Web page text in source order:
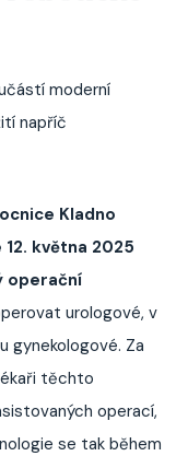
moderní
napříč
Kladno
12. května 2025
operační
urologové, v
gynekologové. Za
těchto
operací,
se tak během